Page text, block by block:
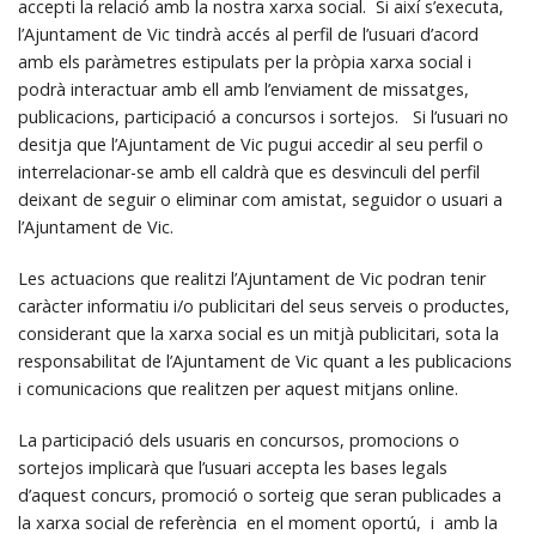
accepti la relació amb la nostra xarxa social. Si així s’executa,
l’Ajuntament de Vic tindrà accés al perfil de l’usuari d’acord
amb els paràmetres estipulats per la pròpia xarxa social i
podrà interactuar amb ell amb l’enviament de missatges,
publicacions, participació a concursos i sortejos. Si l’usuari no
desitja que l’Ajuntament de Vic pugui accedir al seu perfil o
interrelacionar-se amb ell caldrà que es desvinculi del perfil
deixant de seguir o eliminar com amistat, seguidor o usuari a
l’Ajuntament de Vic.
Les actuacions que realitzi l’Ajuntament de Vic podran tenir
caràcter informatiu i/o publicitari del seus serveis o productes,
considerant que la xarxa social es un mitjà publicitari, sota la
responsabilitat de l’Ajuntament de Vic quant a les publicacions
i comunicacions que realitzen per aquest mitjans online.
La participació dels usuaris en concursos, promocions o
sortejos implicarà que l’usuari accepta les bases legals
d’aquest concurs, promoció o sorteig que seran publicades a
la xarxa social de referència en el moment oportú, i amb la